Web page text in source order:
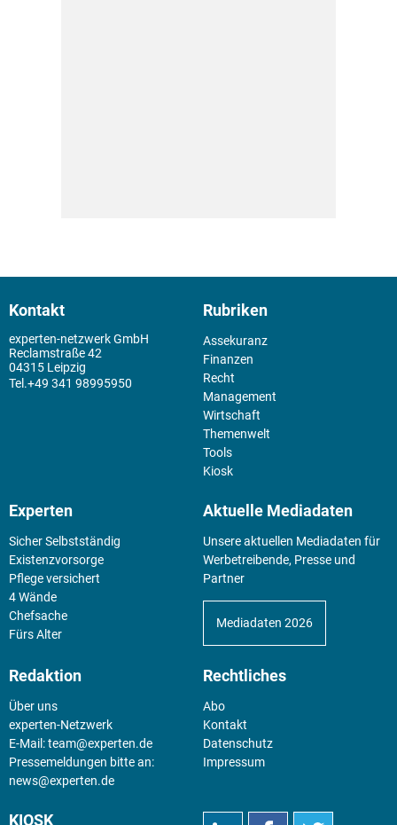
Kontakt
experten-netzwerk GmbH
Reclamstraße 42
04315 Leipzig
+49 341 98995950
Rubriken
Assekuranz
Finanzen
Recht
Management
Wirtschaft
Themenwelt
Tools
Kiosk
Experten
Sicher Selbstständig
Existenz­vorsorge
Pflege versichert
4 Wände
Chefsache
Fürs Alter
Aktuelle Mediadaten
Unsere aktuellen Mediadaten für
Werbetreibende, Presse und
Partner
Mediadaten 2026
Redaktion
Über uns
experten-Netzwerk
E-Mail:team@experten.de
Pressemeldungen bitte an:
news@experten.de
Rechtliches
Abo
Kontakt
Datenschutz
Impressum
KIOSK